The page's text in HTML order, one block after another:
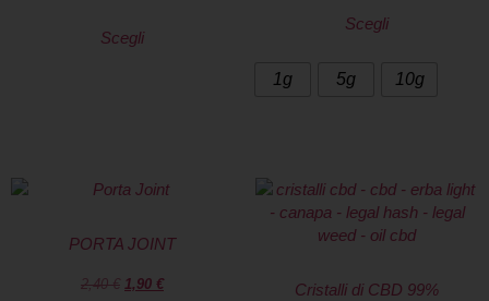
Scegli
Scegli
1g 5g 10g
PORTA JOINT
2,40€ 1,90 € Cristalli di CBD 99%